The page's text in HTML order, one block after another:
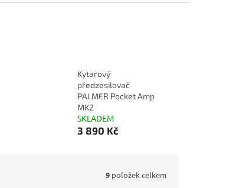
Kytarový
předzesilovač
PALMER Pocket Amp
MK2
SKLADEM
3 890 Kč
9 položek celkem